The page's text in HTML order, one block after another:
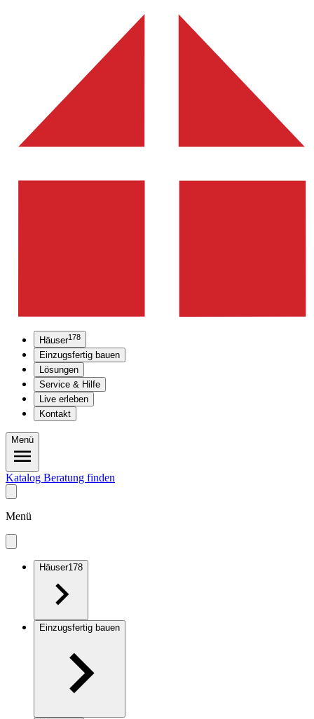
Häuser178
Einzugsfertig bauen
Lösungen
Service & Hilfe
Live erleben
Kontakt
Menü
Katalog Beratung finden
Menü
Häuser178
Einzugsfertig bauen